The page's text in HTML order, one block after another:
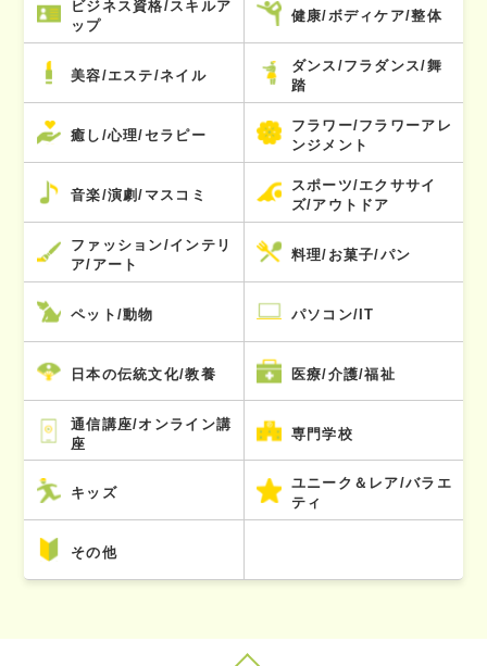
ビジネス資格/スキルア
ップ
健康/ボディケア/整体
美容/エステ/ネイル
ダンス/フラダンス/舞
踏
癒し/心理/セラピー
フラワー/フラワーアレ
ンジメント
音楽/演劇/マスコミ
スポーツ/エクササイ
ズ/アウトドア
ファッション/インテリ
ア/アート
料理/お菓子/パン
ペット/動物 パソコン/IT
日本の伝統文化/教養 医療/介護/福祉
通信講座/オンライン講
座
専門学校
キッズ
ユニーク＆レア/バラエ
ティ
その他